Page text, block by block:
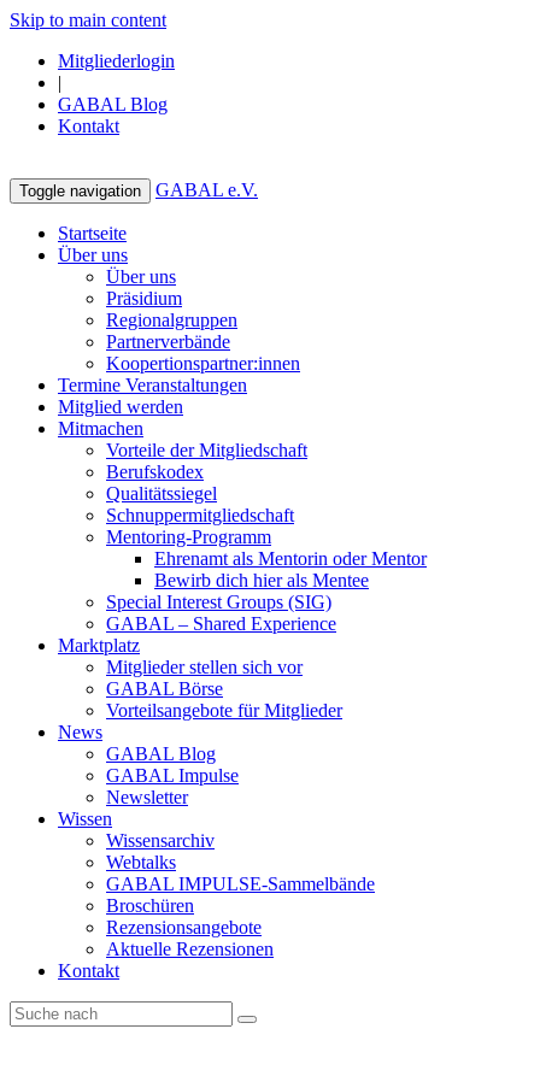
Skip to main content
Mitgliederlogin
|
GABAL Blog
Kontakt
Toggle navigation GABAL e.V.
Startseite
Über uns
Über uns
Präsidium
Regionalgruppen
Partnerverbände
Koopertionspartner:innen
Termine Veranstaltungen
Mitglied werden
Mitmachen
Vorteile der Mitgliedschaft
Berufskodex
Qualitätssiegel
Schnuppermitgliedschaft
Mentoring-Programm
Ehrenamt als Mentorin oder Mentor
Bewirb dich hier als Mentee
Special Interest Groups (SIG)
GABAL – Shared Experience
Marktplatz
Mitglieder stellen sich vor
GABAL Börse
Vorteilsangebote für Mitglieder
News
GABAL Blog
GABAL Impulse
Newsletter
Wissen
Wissensarchiv
Webtalks
GABAL IMPULSE-Sammelbände
Broschüren
Rezensionsangebote
Aktuelle Rezensionen
Kontakt